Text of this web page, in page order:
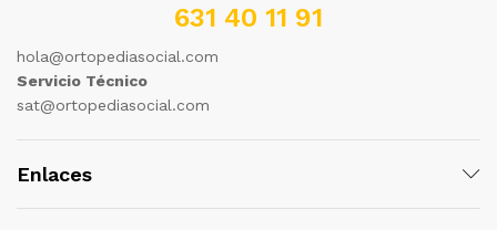
631 40 11 91
hola@ortopediasocial.com
Servicio Técnico
sat@ortopediasocial.com
Enlaces